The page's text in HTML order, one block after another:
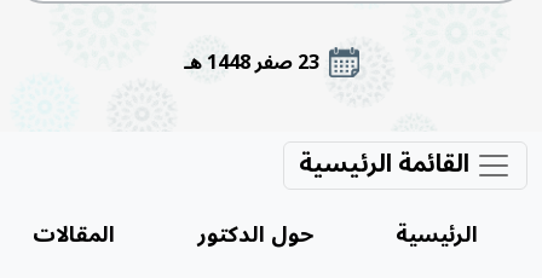
23 صفر 1448 هـ
القائمة الرئيسية
الرئيسية حول الدكتور
المقالات